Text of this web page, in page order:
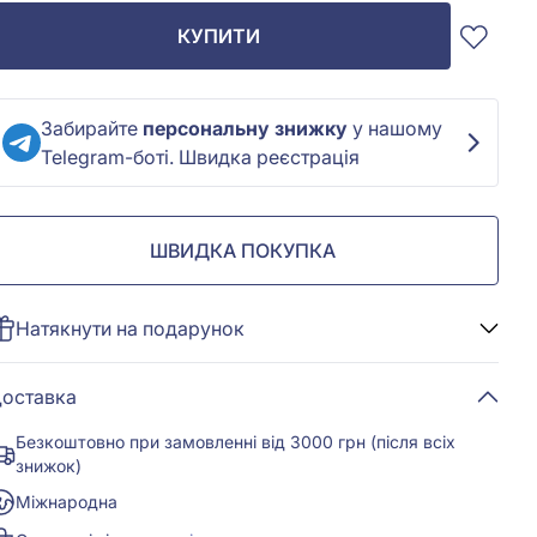
КУПИТИ
Забирайте персональну знижку у нашому
Telegram-боті. Швидка реєстрація
ШВИДКА ПОКУПКА
Натякнути на подарунок
Безкоштовно при замовленні від 3000 грн (після всіх
знижок)
Міжнародна